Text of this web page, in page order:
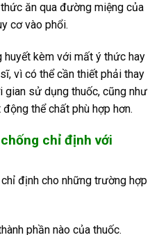
ăn qua đường miệng của
cơ vào phổi.
kèm với mất ý thức hay
vì có thể cần thiết phải thay
sử dụng thuốc, cũng như
thể chất phù hợp hơn.
chống chỉ định với
định cho những trường hợp
phần nào của thuốc.